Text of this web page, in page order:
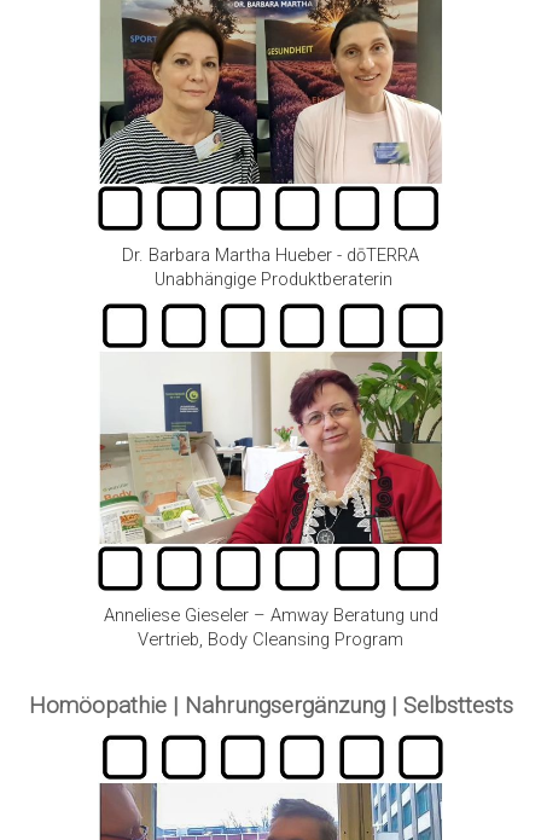
Dr. Barbara Martha Hueber - dōTERRA
Unabhängige Produktberaterin
Anneliese Gieseler – Amway Beratung und
Vertrieb, Body Cleansing Program
Homöopathie | Nahrungsergänzung | Selbsttests